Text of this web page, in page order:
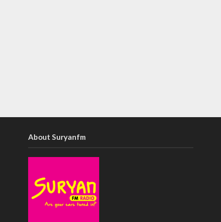
About Suryanfm